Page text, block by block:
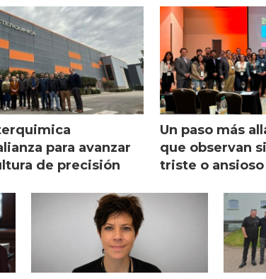
para avanzar
de precisión
Un paso más
que observan
triste o ansioso